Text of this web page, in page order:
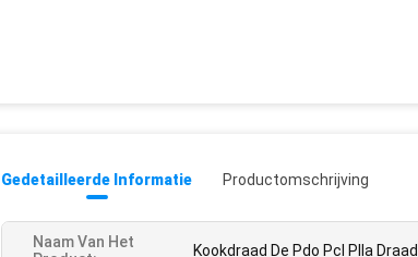
Gedetailleerde Informatie Productomschrijving
Naam Van Het
Kookdraad De Pdo Pcl Plla Draad